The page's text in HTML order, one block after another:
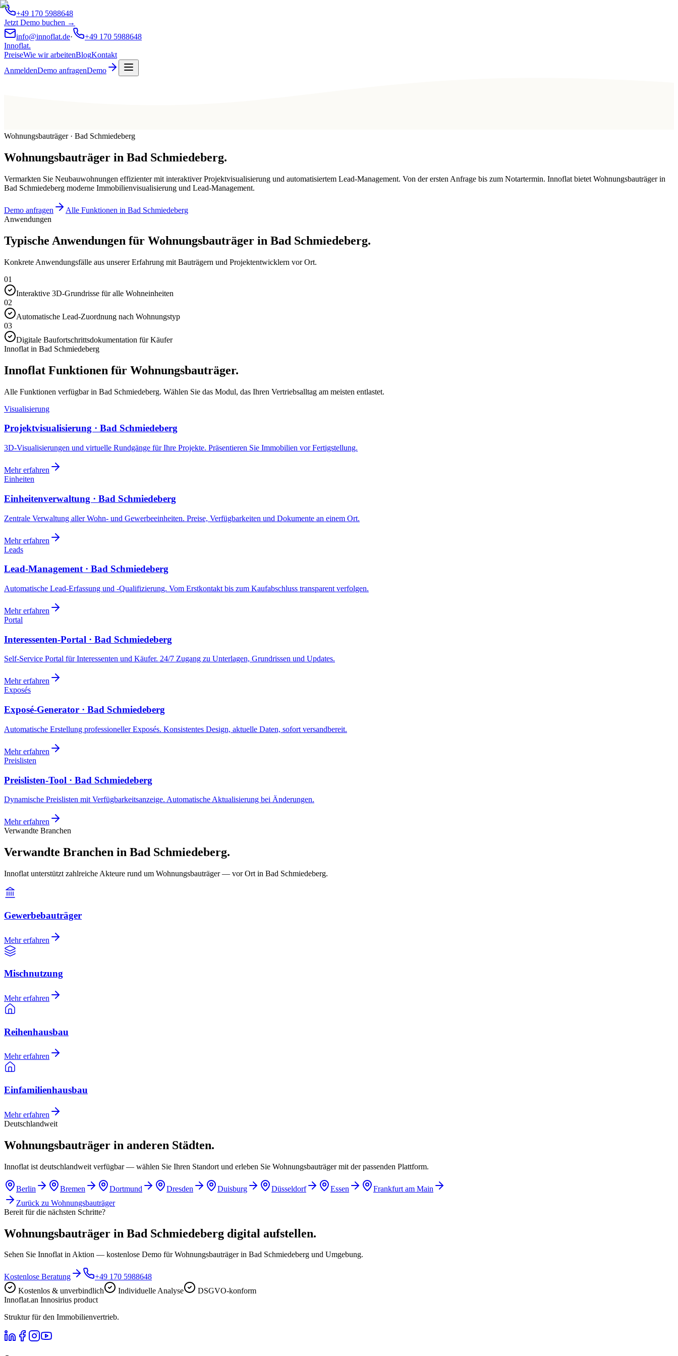
+49 170 5988648
Jetzt Demo buchen →
info@innoflat.de·
+49 170 5988648
Innoflat.
PreiseWie wir arbeitenBlogKontakt
AnmeldenDemo anfragenDemo
Wohnungsbauträger · Bad Schmiedeberg
Wohnungsbauträger in Bad Schmiedeberg.
Vermarkten Sie Neubauwohnungen effizienter mit interaktiver Projektvisualisierung und automatisiertem Lead-Management. Von der ersten Anfrage bis zum Notartermin. Innoflat bietet Wohnungsbauträger in
Bad Schmiedeberg moderne Immobilienvisualisierung und Lead-Management.
Demo anfragen
Alle Funktionen in Bad Schmiedeberg
Anwendungen
Typische Anwendungen für Wohnungsbauträger in Bad Schmiedeberg.
Konkrete Anwendungsfälle aus unserer Erfahrung mit Bauträgern und Projektentwicklern vor Ort.
01
Interaktive 3D-Grundrisse für alle Wohneinheiten
02
Automatische Lead-Zuordnung nach Wohnungstyp
03
Digitale Baufortschrittsdokumentation für Käufer
Innoflat in Bad Schmiedeberg
Innoflat Funktionen für Wohnungsbauträger.
Alle Funktionen verfügbar in Bad Schmiedeberg. Wählen Sie das Modul, das Ihren Vertriebsalltag am meisten entlastet.
Visualisierung
Projektvisualisierung · Bad Schmiedeberg
3D-Visualisierungen und virtuelle Rundgänge für Ihre Projekte. Präsentieren Sie Immobilien vor Fertigstellung.
Mehr erfahren
Einheiten
Einheitenverwaltung · Bad Schmiedeberg
Zentrale Verwaltung aller Wohn- und Gewerbeeinheiten. Preise, Verfügbarkeiten und Dokumente an einem Ort.
Mehr erfahren
Leads
Lead-Management · Bad Schmiedeberg
Automatische Lead-Erfassung und -Qualifizierung. Vom Erstkontakt bis zum Kaufabschluss transparent verfolgen.
Mehr erfahren
Portal
Interessenten-Portal · Bad Schmiedeberg
Self-Service Portal für Interessenten und Käufer. 24/7 Zugang zu Unterlagen, Grundrissen und Updates.
Mehr erfahren
Exposés
Exposé-Generator · Bad Schmiedeberg
Automatische Erstellung professioneller Exposés. Konsistentes Design, aktuelle Daten, sofort versandbereit.
Mehr erfahren
Preislisten
Preislisten-Tool · Bad Schmiedeberg
Dynamische Preislisten mit Verfügbarkeitsanzeige. Automatische Aktualisierung bei Änderungen.
Mehr erfahren
Verwandte Branchen
Verwandte Branchen in Bad Schmiedeberg.
Innoflat unterstützt zahlreiche Akteure rund um Wohnungsbauträger — vor Ort in Bad Schmiedeberg.
Gewerbebauträger
Mehr erfahren
Mischnutzung
Mehr erfahren
Reihenhausbau
Mehr erfahren
Einfamilienhausbau
Mehr erfahren
Deutschlandweit
Wohnungsbauträger in anderen Städten.
Innoflat ist deutschlandweit verfügbar — wählen Sie Ihren Standort und erleben Sie Wohnungsbauträger mit der passenden Plattform.
Berlin Bremen Dortmund Dresden Duisburg Düsseldorf Essen
Frankfurt am Main
Zurück zu Wohnungsbauträger
Bereit für die nächsten Schritte?
Wohnungsbauträger in Bad Schmiedeberg digital aufstellen.
Sehen Sie Innoflat in Aktion — kostenlose Demo für Wohnungsbauträger in Bad Schmiedeberg und Umgebung.
Kostenlose Beratung
+49 170 5988648
Kostenlos & unverbindlich
Individuelle Analyse
DSGVO-konform
Innoflat.an Innosirius product
Struktur für den Immobilienvertrieb.